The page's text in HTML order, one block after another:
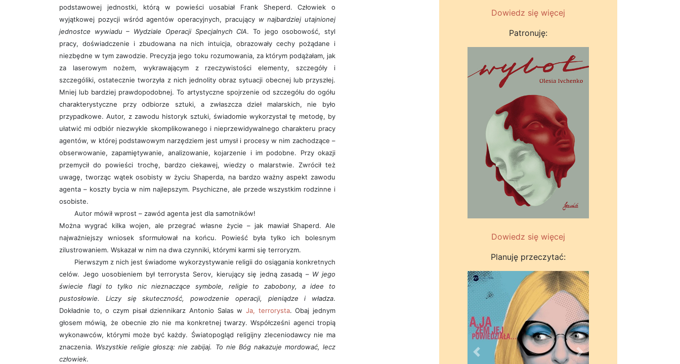
podstawowej jednostki, którą w powieści uosabiał Frank Sheperd. Człowiek o
wyjątkowej pozycji wśród agentów operacyjnych, pracujący w najbardziej utajnionej
jednostce wywiadu – Wydziale Operacji Specjalnych CIA. To jego osobowość, styl
pracy, doświadczenie i zbudowana na nich intuicja, obrazowały cechy pożądane i
niezbędne w tym zawodzie. Precyzja jego toku rozumowania, za którym podążałam, jak
za laserowym nożem, wykrawającym z rzeczywistości elementy, szczegóły i
szczególiki, ostatecznie tworzyła z nich jednolity obraz sytuacji obecnej lub przyszłej.
Mniej lub bardziej prawdopodobnej. To artystyczne spojrzenie od szczegółu do ogółu
charakterystyczne przy odbiorze sztuki, a zwłaszcza dzieł malarskich, nie było
przypadkowe. Autor, z zawodu historyk sztuki, świadomie wykorzystał tę metodę, by
ułatwić mi odbiór niezwykle skomplikowanego i nieprzewidywalnego charakteru pracy
agentów, w której podstawowym narzędziem jest umysł i procesy w nim zachodzące –
obserwowanie, zapamiętywanie, analizowanie, kojarzenie i im podobne. Przy okazji
przemycił do powieści trochę, bardzo ciekawej, wiedzy o malarstwie. Zwrócił też
uwagę, tworząc wątek osobisty w życiu Shaperda, na bardzo ważny aspekt zawodu
agenta – koszty bycia w nim najlepszym. Psychiczne, ale przede wszystkim rodzinne i
osobiste.
Autor mówił wprost – zawód agenta jest dla samotników!
Można wygrać kilka wojen, ale przegrać własne życie – jak mawiał Shaperd. Ale
najważniejszy wniosek sformułował na końcu. Powieść była tylko ich bolesnym
zilustrowaniem. Wskazał w nim na dwa czynniki, którymi karmi się terroryzm.
Pierwszym z nich jest świadome wykorzystywanie religii do osiągania konkretnych
celów. Jego uosobieniem był terrorysta Serov, kierujący się jedną zasadą – W jego
świecie flagi to tylko nic nieznaczące symbole, religie to zabobony, a idee to
pustosłowie. Liczy się skuteczność, powodzenie operacji, pieniądze i władza.
Dokładnie to, o czym pisał dziennikarz Antonio Salas w Ja, terrorysta. Obaj jednym
głosem mówią, że obecnie zło nie ma konkretnej twarzy. Współcześni agenci tropią
wykonawców, którymi może być każdy. Światopogląd religijny zleceniodawcy nie ma
znaczenia. Wszystkie religie głoszą: nie zabijaj. To nie Bóg nakazuje mordować, lecz
człowiek.
Dowiedz się więcej
Patronuję:
Dowiedz się więcej
Planuję przeczytać:
Wstecz Dalej